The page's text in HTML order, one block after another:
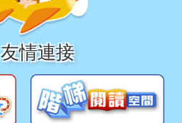
2026-05-14
躍動星期四
友情連接